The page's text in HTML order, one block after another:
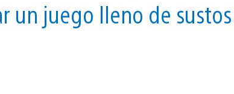
un juego lleno de sustos